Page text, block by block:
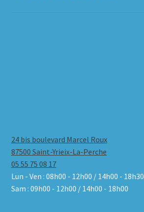
24 bis boulevard Marcel Roux
87500 Saint-Yrieix-La-Perche
05 55 75 08 17
Lun - Ven : 08h00 - 12h00 / 14h00 - 18h30
Sam : 09h00 - 12h00 / 14h00 - 18h00